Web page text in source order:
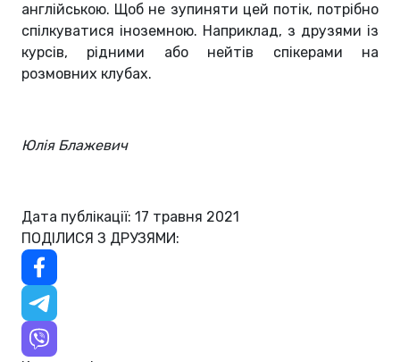
англійською. Щоб не зупиняти цей потік, потрібно
спілкуватися іноземною. Наприклад, з друзями із
курсів, рідними або нейтів спікерами на
розмовних клубах.
Юлія Блажевич
Дата публікації: 17 травня 2021
ПОДІЛИСЯ З ДРУЗЯМИ: